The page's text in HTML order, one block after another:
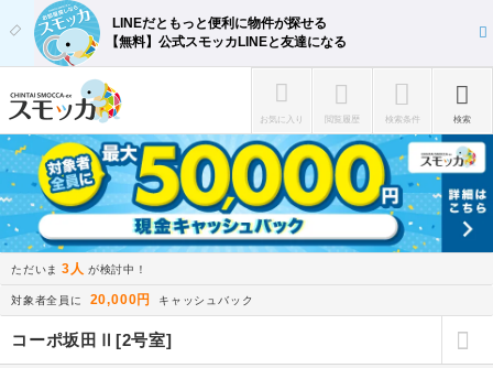
LINEだともっと便利に物件が探せる
【無料】公式スモッカLINEと友達になる
お気に入り 閲覧履歴 検索条件 検索
ただいま 3人 が検討中！
対象者全員に 20,000円 キャッシュバック
コーポ坂田Ⅱ[2号室]